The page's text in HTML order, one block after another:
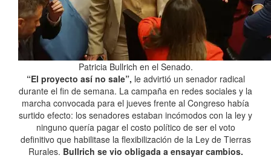
Patricia Bullrich en el Senado.
“El proyecto así no sale”, le advirtió un senador radical
durante el fin de semana. La campaña en redes sociales y la
marcha convocada para el jueves frente al Congreso había
surtido efecto: los senadores estaban incómodos con la ley y
ninguno quería pagar el costo político de ser el voto
definitivo que habilitase la flexibilización de la Ley de Tierras
Rurales. Bullrich se vio obligada a ensayar cambios.